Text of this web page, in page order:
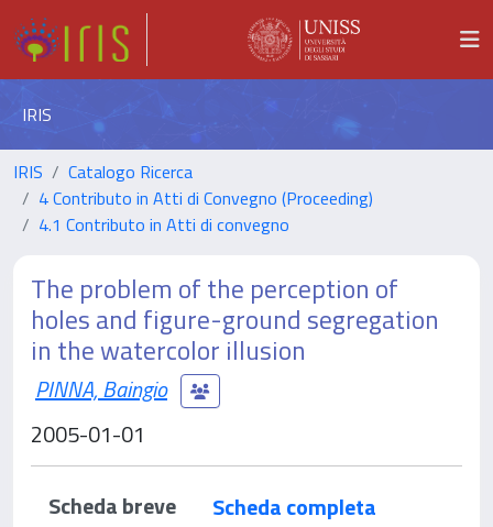
IRIS
IRIS
Catalogo Ricerca
4 Contributo in Atti di Convegno (Proceeding)
4.1 Contributo in Atti di convegno
The problem of the perception of
holes and figure-ground segregation
in the watercolor illusion
PINNA, Baingio
2005-01-01
Scheda breve
Scheda completa